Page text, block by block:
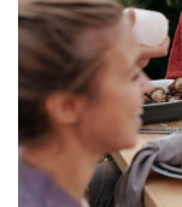
LA RADIO